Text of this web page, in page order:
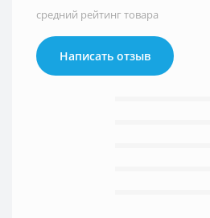
средний рейтинг товара
Написать отзыв